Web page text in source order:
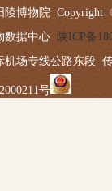
博物院 Copyright
数据中心 陕ICP备
场专线公路东段
号